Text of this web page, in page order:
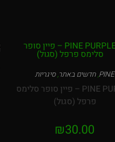
PINE
,חדשים באתר,סיגריות
PINE PURPLE – פיין סופר סלימס
פרפל (סגול)
₪30.00